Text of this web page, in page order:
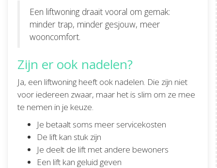
Een liftwoning draait vooral om gemak:
minder trap, minder gesjouw, meer
wooncomfort.
Zijn er ook nadelen?
Ja, een liftwoning heeft ook nadelen. Die zijn niet
voor iedereen zwaar, maar het is slim om ze mee
te nemen in je keuze.
Je betaalt soms meer servicekosten
De lift kan stuk zijn
Je deelt de lift met andere bewoners
Een lift kan geluid geven